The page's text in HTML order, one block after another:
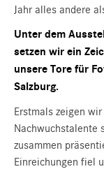
Jahr alles andere
Unter dem
setzen wir ein
unsere Tore für
Salzburg.
Erstmals zeigen
Nachwuchstalente
zusammen
Einreichungen fiel